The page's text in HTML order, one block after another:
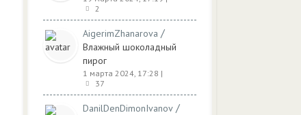
2
AigerimZhanarova /
Влажный шоколадный
пирог
1 марта 2024, 17:28 |
37
DanilDenDimonIvanov /